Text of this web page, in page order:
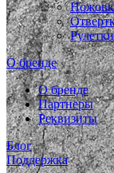
Рулетки
О бренде
О бренде
Партнеры
Реквизиты
Блог
Поддержка